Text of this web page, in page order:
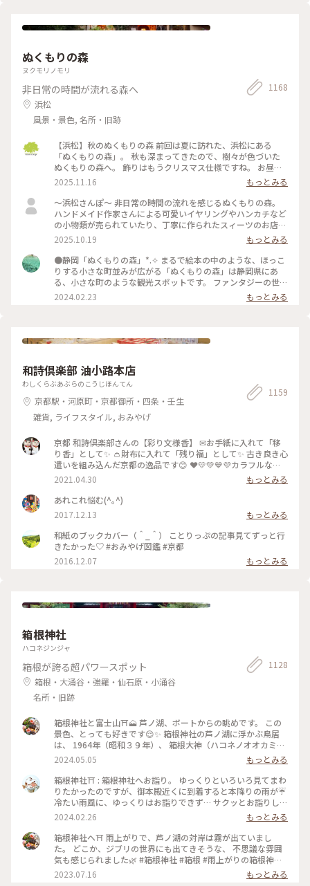
ぬくもりの森
ヌクモリノモリ
非日常の時間が流れる森へ
浜松
風景・景色, 名所・旧跡
1168
【浜松】秋のぬくもりの森 前回は夏に訪れた、浜松にある
「ぬくもりの森」。 秋も深まってきたので、樹々が色づいた
ぬくもりの森へ。 飾りはもうクリスマス仕様ですね。 お昼ご
飯の代わりに、「森のスモーキーターキーレッグ」をいただき
ました。 ジューシーで、ちょっとスモーキーで、とても美味
しい。 ちょっと食べにくいけどw これひとつで結構お腹いっ
ぱいになります。 次はもう少し食べやすそうな「骨付きソーセ
ージ」を試してみよう。 デザートにジェラート。 今回は地元
の三日日（みっかび）みかん味をチョイス。 こちらも安心の
ちょうど良い美味しさ。
2025.11.16
もっとみる
〜浜松さんぽ〜 非日常の時間の流れを感じるぬくもりの森。
ハンドメイド作家さんによる可愛いイヤリングやハンカチなど
の小物類が売られていたり、丁寧に作られたスィーツのお店が
数軒並ぶ可愛い森でした。 一番行きたかった森のチーズケー
キやさんにて、森のピクニックセットを注文。 パイやクロワッ
サンなどのパンを1つ コンソメやコーンスープなどから1つ ボ
トルチーズケーキを1つ のセットです。 どれもしっかりした味
で、だけどしつこくはなく大満足です。 浜松市の「シン・ハマ
マツ計画」の1つ浜松市役所に設置されたエヴァンゲリオン初
号機立像を見に行きました。 天竜エリアが「シン・エヴァン
祝10時〜16時 とホームページには記載されています。 #私の
2025.10.19
もっとみる
●静岡「ぬくもりの森」*⁠.⁠✧ まるで絵本の中のような、ほっこ
りする小さな町並みが広がる「ぬくもりの森」は静岡県にあ
る、小さな町のような観光スポットです。 ファンタジーの世界
からそのまま出てきたようなレストランや雑貨屋さん、カフェ
に癒やされるのはもちろん、この町にはいろいろな所に楽しめ
つけたら子供も大人も顔がほころぶような隠し要素があり、私
さい*⁠.⁠✧ なお、周辺の観光地として、車で30分ほどの所にステ
ーキ屋「さわやか」があります。お肉がとてもやわらかく絶品
で、噂に違わぬ味でした。ぬくもりの森で癒やされた後の腹ご
しらえにオススメです。 #静岡 #ぬくもりの森 #癒し旅
2024.02.23 もっとみる
和詩倶楽部 油小路本店
わしくらぶあぶらのこうじほんてん
京都駅・河原町・京都御所・四条・壬生
雑貨, ライフスタイル, おみやげ
1159
京都 和詩倶楽部さんの【彩り文様香】 ✉お手紙に入れて「移
り香」として✨ 👛財布に入れて「残り福」として✨ 古き良き心
遣いを組み込んだ京都の逸品です😊 ❤️💛💚💙💜カラフルな可
愛い「京もの」 持ってるだけで幸せな気持ちになりますよ〜(*
´ᵕ`*) ❁❀✿✾🤍香りは 白檀🤍❁❀✿✾ 伝統文様の説明は写真5
枚目を見てくださいね✨ * 白檀はふくよかで優美さを兼ね備え
高貴な心打つ香りがします(*´˘`*)♡♡♡ 大好きな香りです(｡･
ω･｡)❁。🌼.*･ﾟ .ﾟ･*. * 古代より人の心を捉え 和らげてきた香
り。 お寺にいるような落ち着いた気持ちになります😌 * 今日
で4月も最終日。 過ぎ行く春を名残惜しみ 桜のお香をたきまし
た･:*:･(*´ｴ｀*)･:*:･ 🌸桜だけど 白檀の香りです😆 🐱にゃんこ
のお香立てを見せたかったの〜😜 * 我慢がまんの連休ですが
ども教えていただきました〜😍 Webショップでも買えます
⤵︎ ︎下のスポットから ことりっぷさんの記事がご覧になれます
よ😊 * #花を愉しむ #ことりっぷ京都 #京都 #和紙 #彩り文様香
#包み香 #和詩倶楽部 #わしくらぶ #お土産 #おみやげ #おみや
げ図鑑 #お香 #白檀 #和紙 #こもりっぷ仙台 #カメラ #カメラ初
心者🔰 #fumitubu
2021.04.30
もっとみる
あれこれ悩む(^｡^)
2017.12.13
もっとみる
和紙のブックカバー（＾_＾） ことりっぷの記事見てずっと行
きたかった♡ #おみやげ図鑑 #京都
2016.12.07
もっとみる
箱根神社
ハコネジンジャ
箱根が誇る超パワースポット
箱根・大涌谷・強羅・仙石原・小涌谷
名所・旧跡
1128
箱根神社と富士山⛩️🗻 芦ノ湖、ボートからの眺めです。 この
景色、とっても好きです😌✨ 箱根神社の芦ノ湖に浮かぶ鳥居
は、 1964年（昭和３９年）、 箱根大神（ハコネノオオカミ）
御鎮座 １２００年と東京オリンピック開催を奉祝記念し、
「平和」の扁額が掲げられたそうです。 講和条約の全権特命大
使として調印した 吉田茂元首相が書かれたそうで、 それ以来
「平和の鳥居」と親しまれています。 この「平和」の文字は、
芦ノ湖側からしか見られないので、 見た時はおおぉ〜✨と感動
しました😊 #箱根神社 #芦ノ湖 #平和の鳥居 #GW #春色さがし
2024.05.05
もっとみる
箱根神社⛩️ : 箱根神社へお詣り。 ゆっくりといろいろ見てまわ
りたかったのですが、御本殿近くに到着すると本降りの雨が☔️
冷たい雨風に、ゆっくりはお詣りできず… サクッとお詣りして
車に戻りました😭 : 九頭竜神社の新宮もあって見所満載です
が、景色の写真も撮れず…残念でした😢 いろいろ後悔が残る…
また箱根に来たら、もう一度ちゃんとお詣りしに来たいです✨
木々や苔の緑が綺麗で癒されました🌿 : 平日なのにたくさんの
人がいました。 御朱印もたくさん待つかな？と思ったけれど、
意外にも待っている人はいなくて、すぐにいただくことができ
ました。 : 特に良い写真もないのですが、旅の思い出投稿でし
2024.02.26
もっとみる
箱根神社へ⛩ 雨上がりで、芦ノ湖の対岸は霧が出ていまし
た。 どこか、ジブリの世界にも出てきそうな、 不思議な雰囲
気も感じられました🌿 #箱根神社 #箱根 #雨上がりの箱根神社
#私のことりっぷ旅 #美しい町
2023.07.16 もっとみる